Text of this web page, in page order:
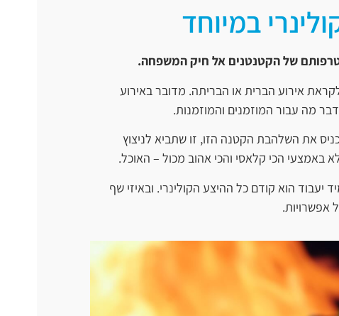
במיוחד
של הקטנטנים אל חיק המשפחה.
אירוע הברית או הבריתה. מדובר באירוע
מה עבור המוזמנים והמוזמנות.
את השלהבת הקטנה הזו, זו שתביא לניצוץ
באמצעי הכי קלאסי והכי אהוב מכול – האוכל.
הוא קודם כל ההיצע הקולינרי. ובאיזי שף
אפשרויות.